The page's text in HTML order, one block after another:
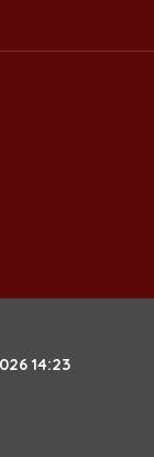
14:23